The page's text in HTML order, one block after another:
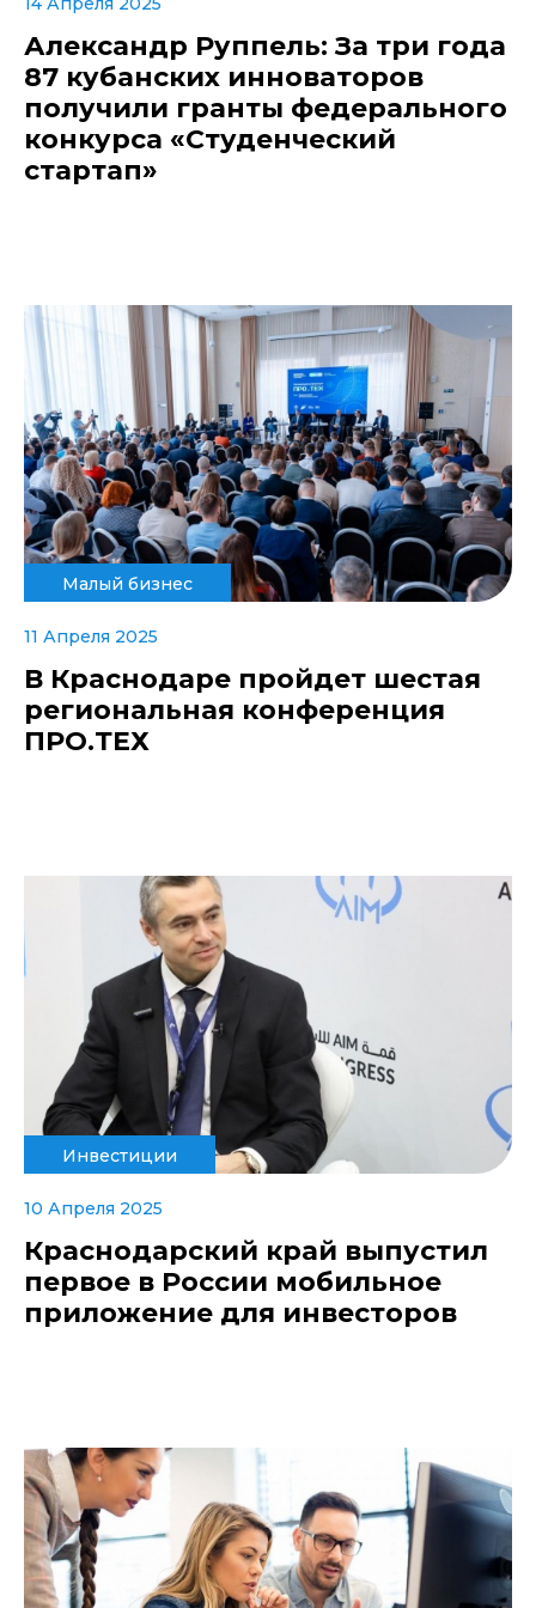
Александр Руппель: За три года
87 кубанских инноваторов
получили гранты федерального
конкурса «Студенческий
стартап»
Малый бизнес
11 Апреля 2025
В Краснодаре пройдет шестая
региональная конференция
ПРО.ТЕХ
Инвестиции
10 Апреля 2025
Краснодарский край выпустил
первое в России мобильное
приложение для инвесторов